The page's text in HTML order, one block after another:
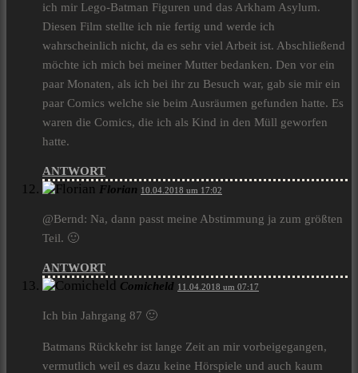
ich mir Lego-Batman Figuren und das Arkham Asylum.
Diesen Film stellte ich nie fertig und werde ich
wahrscheinlich nicht, da es sehr viel Arbeit ist. Abschließend
möchte ich mich bei meiner Mutter bedanken. Den vor ein
paar Monaten, als ich bei ihr zu Besuch war, gab sie mir ein
paar Comics welche sie beim Ausräumen gefunden hatte. Es
waren die Comics, die ich als Kind in den Müll geworfen
hatte.
ANTWORT
Florian 10.04.2018 um 17:02
@Bernd: Na, dann passt meine Abstimmung ja zum größten
Teil. 🙂
ANTWORT
Comicheld 11.04.2018 um 07:17
Ich bin Jahrgang 87 🙂
Batmans Rückkehr ist lange Zeit an mir vorbeigegangen,
vermutlich weil es dazu keine Hörspiele und auch kaum